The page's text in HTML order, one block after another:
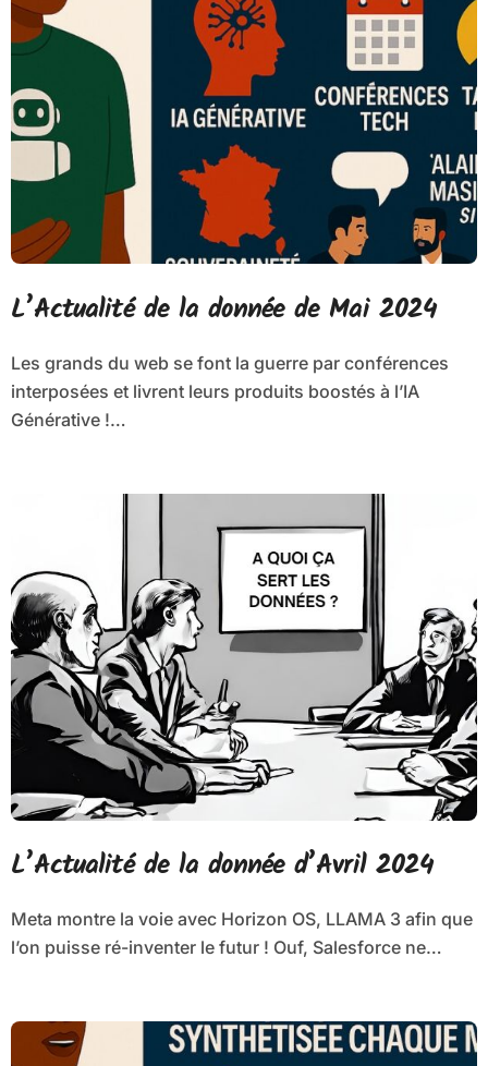
L’Actualité de la donnée de Mai 2024
Les grands du web se font la guerre par conférences
interposées et livrent leurs produits boostés à l’IA
Générative !…
L’Actualité de la donnée d’Avril 2024
Meta montre la voie avec Horizon OS, LLAMA 3 afin que
l’on puisse ré-inventer le futur ! Ouf, Salesforce ne…